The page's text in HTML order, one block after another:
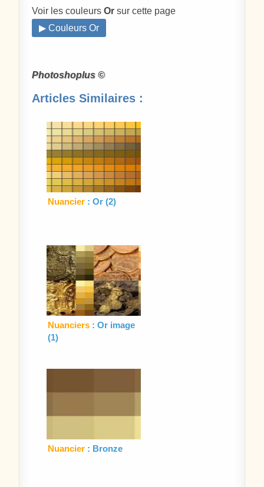
Voir les couleursOr sur cette page
▶ Couleurs Or
Photoshoplus ©
Articles Similaires :
Nuancier : Or (2)
Nuanciers : Or image
(1)
Nuancier : Bronze